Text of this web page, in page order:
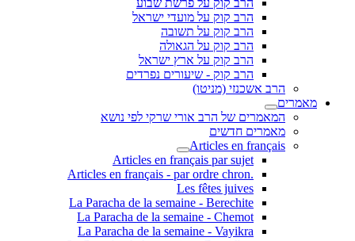
הרב קוק על פרשת שבוע
הרב קוק על מועדי ישראל
הרב קוק על תשובה
הרב קוק על הגאולה
הרב קוק על ארץ ישראל
הרב קוק - שיעורים נפרדים
הרב אשכנזי (מניטו)
מאמרים
המאמרים של הרב אורי שרקי לפי נושא
מאמרים חדשים
Articles en français
Articles en français par sujet
.Articles en français - par ordre chron
Les fêtes juives
La Paracha de la semaine - Berechite
La Paracha de la semaine - Chemot
La Paracha de la semaine - Vayikra